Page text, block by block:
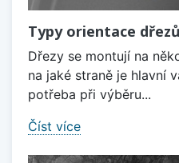
Typy orientace dřezů
Dřezy se montují na
na jaké straně je hlavní
potřeba při výběru...
Číst více